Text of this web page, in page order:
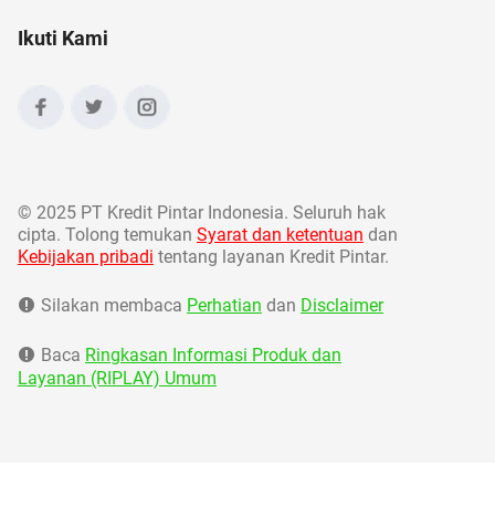
Ikuti Kami
© 2025 PT Kredit Pintar Indonesia. Seluruh hak
cipta. Tolong temukan Syarat dan ketentuan dan
Kebijakan pribadi tentang layanan Kredit Pintar.
Silakan membaca Perhatian dan Disclaimer
Baca Ringkasan Informasi Produk dan
Layanan (RIPLAY) Umum